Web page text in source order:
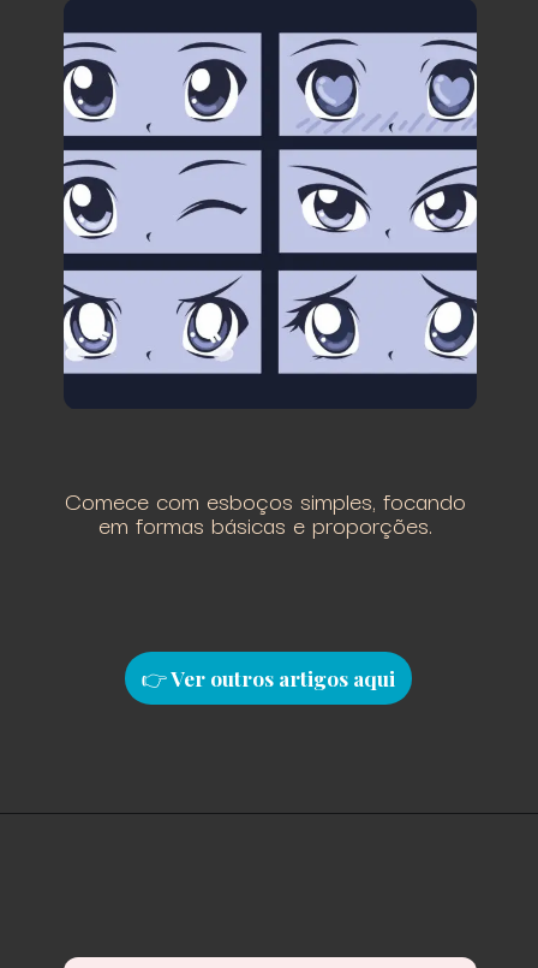
Comece com esboços simples, focando
em formas básicas e proporções.
👉Ver outros artigos aqui